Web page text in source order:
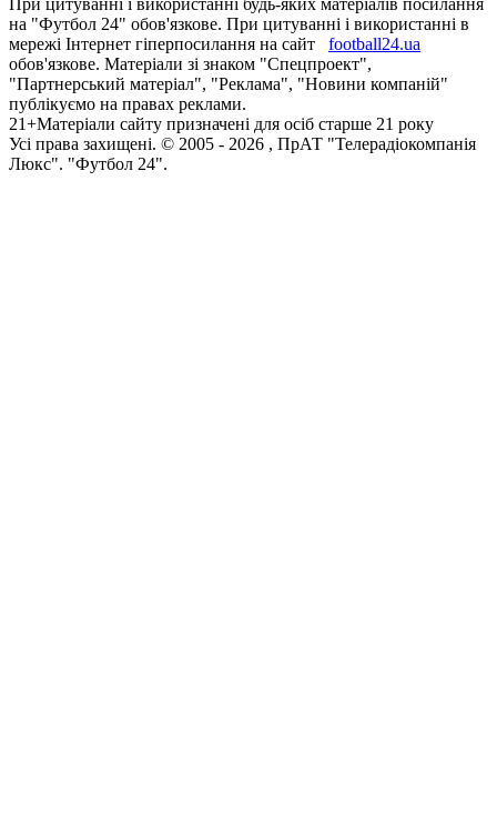
При цитуванні і використанні будь-яких матеріалів посилання
на "Футбол 24" обов'язкове. При цитуванні і використанні в
мережі Інтернет гіперпосилання на сайт
football24.ua
обов'язкове. Матеріали зі знаком "Спецпроект",
"Партнерський матеріал", "Реклама", "Новини компаній"
публікуємо на правах реклами.
21+Матеріали сайту призначені для осіб старше 21 року
Усi права захищенi. © 2005 - 2026 , ПрАТ "Телерадіокомпанія
Люкс". "Футбол 24".